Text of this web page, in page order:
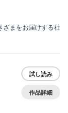
ざまをお届けする社
試し読み
作品詳細